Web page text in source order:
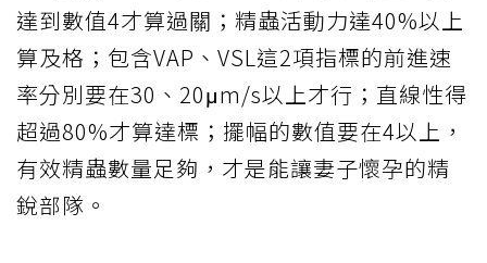
達到數值4才算過關；精蟲活動力達40%以上
算及格；包含VAP、VSL這2項指標的前進速
率分別要在30、20μm/s以上才行；直線性得
超過80%才算達標；擺幅的數值要在4以上，
有效精蟲數量足夠，才是能讓妻子懷孕的精
銳部隊。